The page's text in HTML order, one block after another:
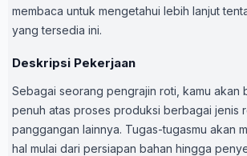
membaca untuk mengetahui lebih lanjut
yang tersedia ini.
Deskripsi Pekerjaan
Sebagai seorang pengrajin roti, kamu akan
penuh atas proses produksi berbagai jenis
panggangan lainnya. Tugas-tugasmu akan
hal mulai dari persiapan bahan hingga